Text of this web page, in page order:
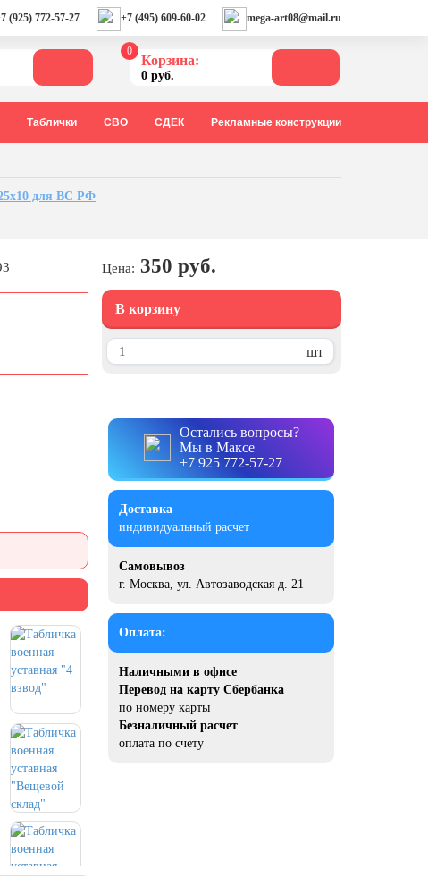
(925) 772-57-27 +7 (495) 609-60-02 mega-art08@mail.ru
0
Корзина:
0 руб.
Таблички СВО СДЕК Рекламные конструкции
для ВС РФ
Цена: 350 руб.
В корзину
шт
Остались вопросы?
Мы в Максе
+7 925 772-57-27
Доставка
индивидуальный расчет
Самовывоз
г. Москва, ул. Автозаводская д. 21
Оплата:
Наличными в офисе
Перевод на карту Сбербанка
по номеру карты
Безналичный расчет
оплата по счету